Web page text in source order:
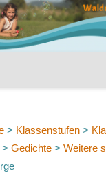
> Klassenstufen >
> Gedichte > Weitere